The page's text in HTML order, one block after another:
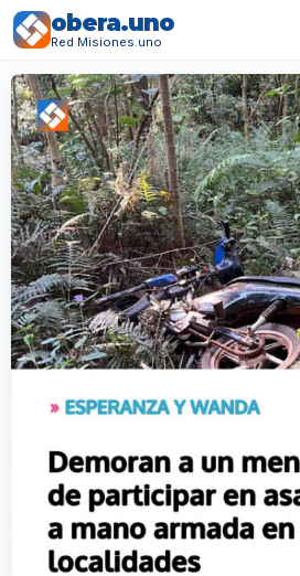
obera.uno
Red Misiones.uno